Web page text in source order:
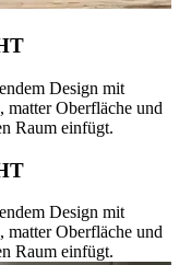
Design mit
matter Oberfläche und
Raum einfügt.
Design mit
matter Oberfläche und
Raum einfügt.